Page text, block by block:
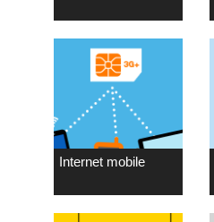
Internet mobile